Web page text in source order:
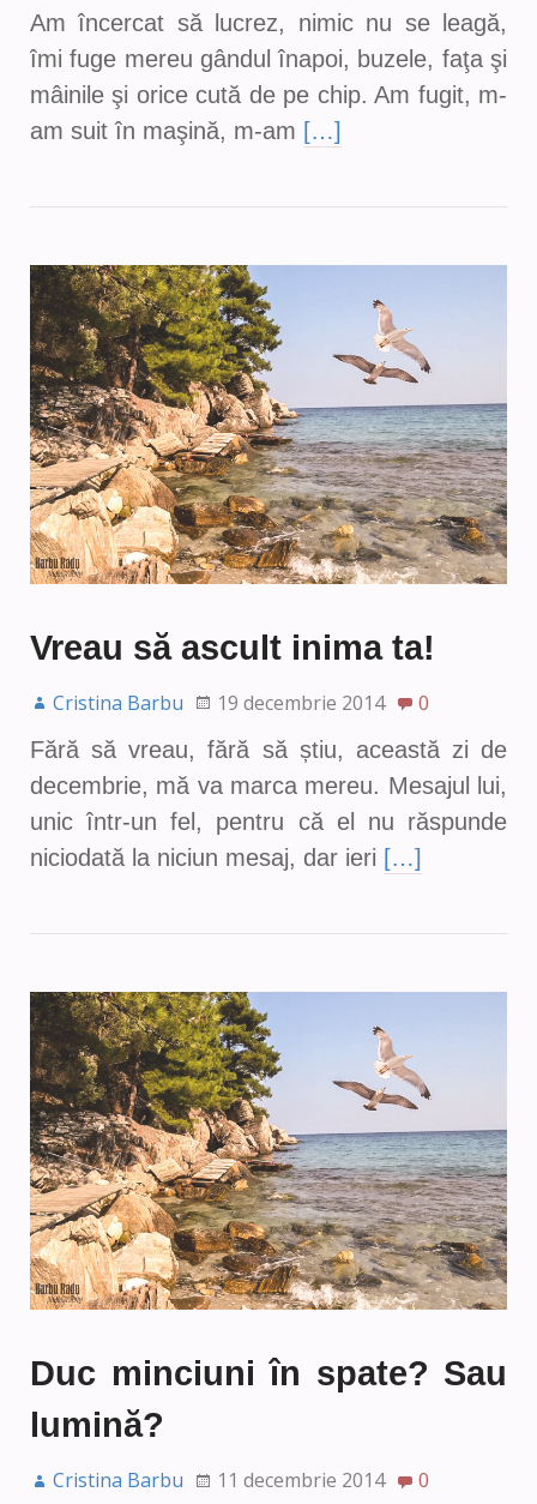
Am încercat să lucrez, nimic nu se leagă,
îmi fuge mereu gândul înapoi, buzele, faţa şi
mâinile şi orice cută de pe chip. Am fugit, m-
am suit în maşină, m-am […]
Vreau să ascult inima ta!
Cristina Barbu 19 decembrie 2014
0
Fără să vreau, fără să știu, această zi de
decembrie, mă va marca mereu. Mesajul lui,
unic într-un fel, pentru că el nu răspunde
niciodată la niciun mesaj, dar ieri […]
Duc minciuni în spate? Sau
lumină?
Cristina Barbu 11 decembrie 2014 0